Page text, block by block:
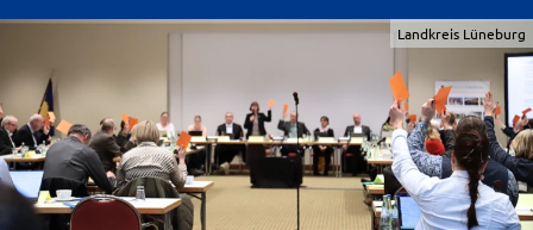
Landkreis Lüneburg